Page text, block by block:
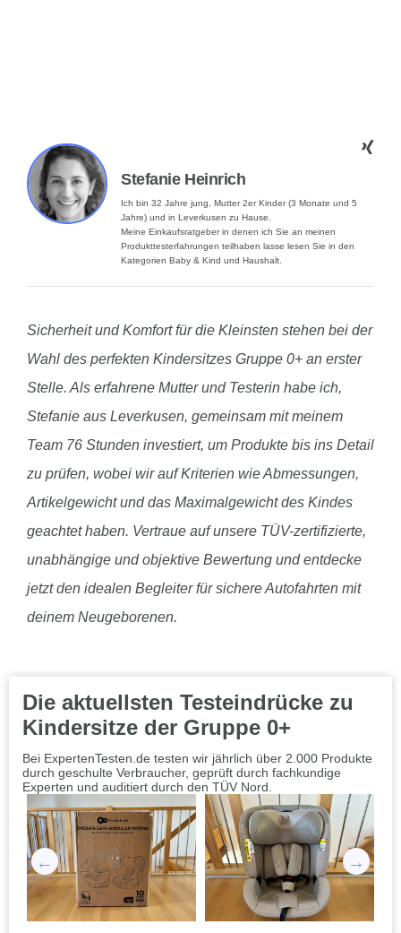
Stefanie Heinrich
Ich bin 32 Jahre jung, Mutter 2er Kinder (3 Monate und 5
Jahre) und in Leverkusen zu Hause.
Meine Einkaufsratgeber in denen ich Sie an meinen
Produkttesterfahrungen teilhaben lasse lesen Sie in den
Kategorien Baby & Kind und Haushalt.
Sicherheit und Komfort für die Kleinsten stehen bei der
Wahl des perfekten Kindersitzes Gruppe 0+ an erster
Stelle. Als erfahrene Mutter und Testerin habe ich,
Stefanie aus Leverkusen, gemeinsam mit meinem
Team 76 Stunden investiert, um Produkte bis ins Detail
zu prüfen, wobei wir auf Kriterien wie Abmessungen,
Artikelgewicht und das Maximalgewicht des Kindes
geachtet haben. Vertraue auf unsere TÜV-zertifizierte,
unabhängige und objektive Bewertung und entdecke
jetzt den idealen Begleiter für sichere Autofahrten mit
deinem Neugeborenen.
Die aktuellsten Testeindrücke zu
Kindersitze der Gruppe 0+
Bei ExpertenTesten.de testen wir jährlich über 2.000 Produkte
durch geschulte Verbraucher, geprüft durch fachkundige
Experten und auditiert durch den TÜV Nord.